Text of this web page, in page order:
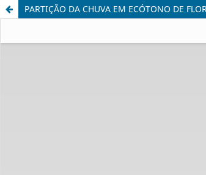
PARTIÇÃO DA CHUVA EM ECÓTONO DE